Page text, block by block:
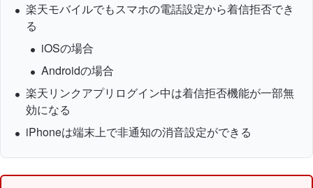
楽天モバイルでもスマホの電話設定から着信拒否でき
る
iOSの場合
Androidの場合
楽天リンクアプリログイン中は着信拒否機能が一部無
効になる
iPhoneは端末上で非通知の消音設定ができる